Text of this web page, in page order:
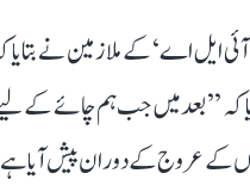
ایل اے‘ کے ملازمین نے
’’بعد میں جب ہم چائے کے لیے
کے عروج کے دوران پیش آیا ہے،